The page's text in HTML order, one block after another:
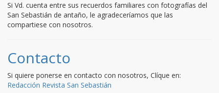
Si Vd. cuenta entre sus recuerdos familiares con fotografías del
San Sebastián de antaño, le agradeceríamos que las
compartiese con nosotros.
Contacto
Si quiere ponerse en contacto con nosotros, Clíque en:
Redacción Revista San Sebastián